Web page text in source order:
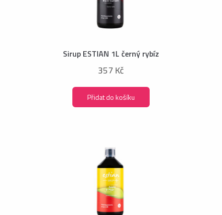
Sirup ESTIAN 1L černý rybíz
357 Kč
Přidat do košíku